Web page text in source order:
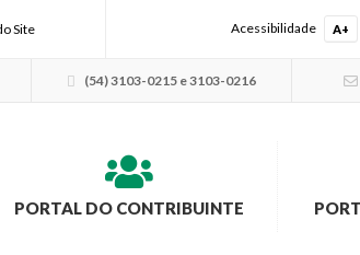
Site Acessibilidade A+
(54) 3103-0215 e 3103-0216
PORTAL DO CONTRIBUINTE